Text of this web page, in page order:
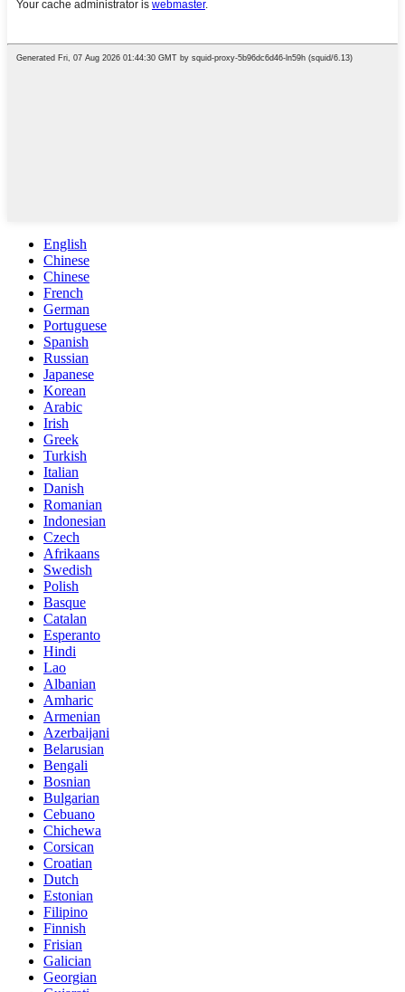
English
Chinese
Chinese
French
German
Portuguese
Spanish
Russian
Japanese
Korean
Arabic
Irish
Greek
Turkish
Italian
Danish
Romanian
Indonesian
Czech
Afrikaans
Swedish
Polish
Basque
Catalan
Esperanto
Hindi
Lao
Albanian
Amharic
Armenian
Azerbaijani
Belarusian
Bengali
Bosnian
Bulgarian
Cebuano
Chichewa
Corsican
Croatian
Dutch
Estonian
Filipino
Finnish
Frisian
Galician
Georgian